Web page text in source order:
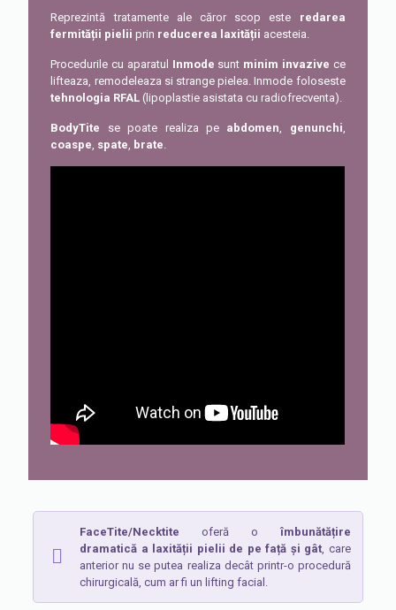
Reprezintă tratamente ale căror scop este redarea
fermității pielii prin reducerea laxității acesteia.
Procedurile cu aparatul Inmode sunt minim invazive ce
lifteaza, remodeleaza si strange pielea. Inmode foloseste
tehnologia RFAL (lipoplastie asistata cu radiofrecventa).
BodyTite se poate realiza pe abdomen, genunchi,
coaspe, spate, brate.
FaceTite/Necktite oferă oîmbunătățire
dramatică a laxității pielii de pe față și gât, care
anterior nu se putea realiza decât printr-o procedură
chirurgicală, cum ar fi un lifting facial.